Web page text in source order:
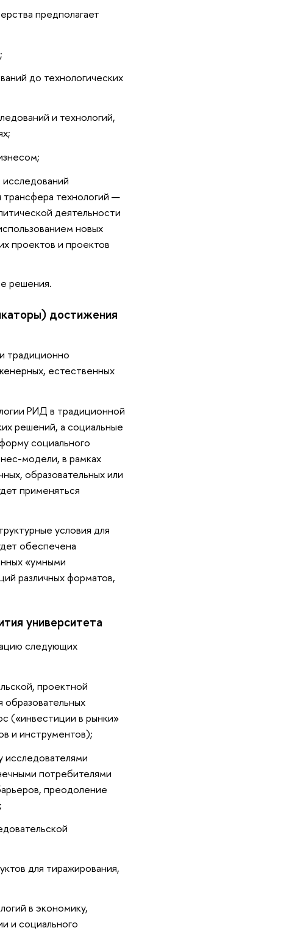
предполагает
до технологических
и технологий,
трансфера технологий —
деятельности
новых
проектов и проектов
решения.
достижения
традиционно
естественных
РИД в традиционной
решений, а социальные
социального
модели, в рамках
образовательных или
применяться
условия для
обеспечена
«умными
различных форматов,
университета
следующих
проектной
образовательных
(«инвестиции в рынки»
и инструментов);
потребителями
преодоление
для тиражирования,
в экономику,
и социального